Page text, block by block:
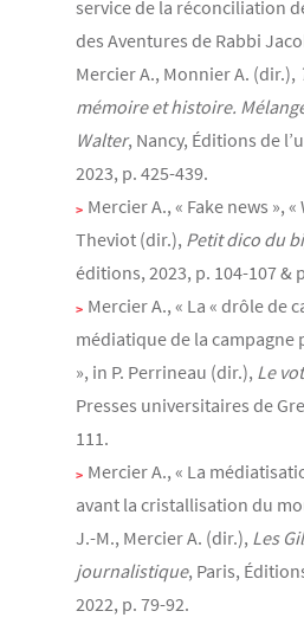
service de la réconciliation
des Aventures de Rabbi
Mercier A., Monnier A. (dir.),
mémoire et histoire.
Walter, Nancy, Éditions de
2023, p. 425-439.
Mercier A., « Fake news »,
Theviot (dir.), Petit dico du
éditions, 2023, p. 104-107 &
Mercier A., « La « drôle de
médiatique de la campagne
», in P. Perrineau (dir.), Le
Presses universitaires de
111.
Mercier A., « La
avant la cristallisation du
J.-M., Mercier A. (dir.), Les
journalistique, Paris,
2022, p. 79-92.